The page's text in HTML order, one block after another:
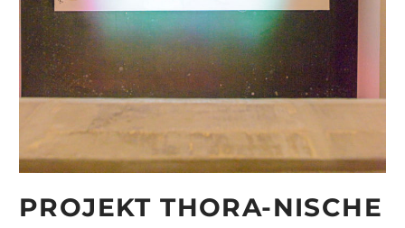
PROJEKT THORA-NISCHE